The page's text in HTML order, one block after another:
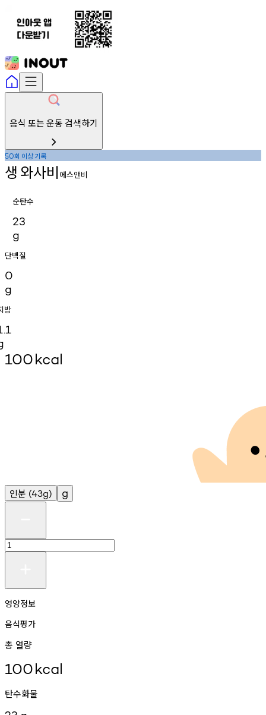
음식 또는 운동 검색하기
50회 이상기록
생 와사비 에스앤비
순탄수
23
g
단백질
0
g
방
100kcal
인분 (43g) g
영양정보
음식평가
총 열량
100kcal
탄수화물